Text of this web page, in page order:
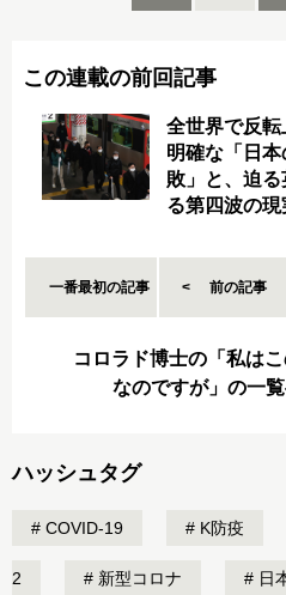
この連載の前回記事
全世界で反
明確な「日
敗」と、迫る
る第四波の現
一番最初の記事 前の記事
コロラド博士の「私は
なのですが」の一
ハッシュタグ
COVID-19 K防疫
2 新型コロナ 日